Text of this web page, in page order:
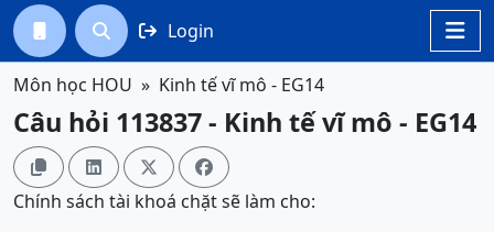

  Login
Môn học HOU Kinh tế vĩ mô - EG14
Câu hỏi 113837 - Kinh tế vĩ mô - EG14
   
Chính sách tài khoá chặt sẽ làm cho: